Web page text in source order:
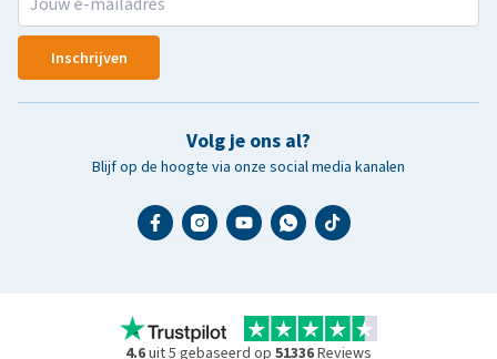
Inschrijven
Volg je ons al?
Blijf op de hoogte via onze social media kanalen
4.6uit 5 gebaseerd op 51336Reviews